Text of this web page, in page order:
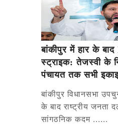
बांकीपुर में हार के
स्ट्राइक: तेजस्वी के
पंचायत तक सभी
बांकीपुर विधानसभा
के बाद राष्ट्रीय जनता
सांगठनिक कदम ......